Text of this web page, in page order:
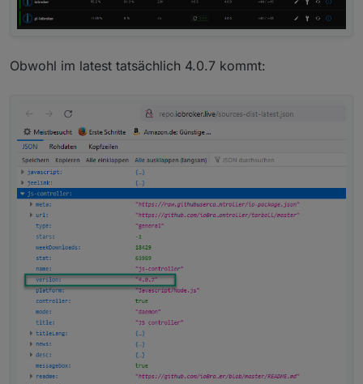
Obwohl im latest tatsächlich 4.0.7 kommt: